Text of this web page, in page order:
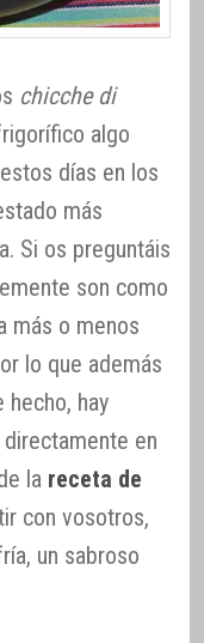
chicche di
algo
días en los
más
Si os preguntáis
son como
más o menos
lo que además
hecho, hay
en
la receta de
con vosotros,
un sabroso